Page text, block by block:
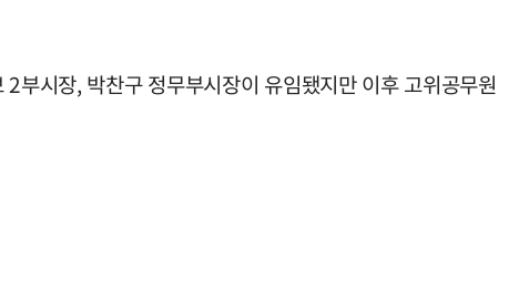
시장, 박찬구 정무부시장이 유임됐지만 이후 고위공무원